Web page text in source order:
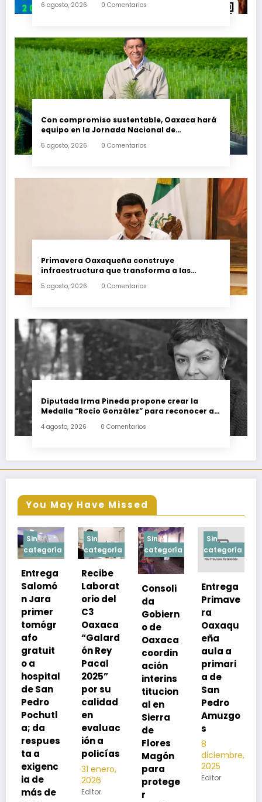
nivel medio superior
6 agosto, 2026 0 Comentarios
Con compromiso sustentable, Oaxaca hará
equipo en la Jornada Nacional de
5 agosto, 2026 0 Comentarios
Primavera Oaxaqueña construye
infraestructura que transforma a las
5 agosto, 2026 0 Comentarios
Diputada Irma Pineda propone crear la
Medalla “Rocío González” para reconocer a
4 agosto, 2026 0 Comentarios
You May Have Missed
Sin
categoría
Recibe
Laborat
orio del
C3
Oaxaca
“Galard
ón Rey
Pacal
2025”
por su
calidad
en
evaluac
ión a
policías
31 enero,
2026
Editor
Sin
categoría
Consoli
da
Gobiern
o de
Oaxaca
coordin
ación
interins
titucion
al en
Sierra
de
Flores
Magón
para
protege
r
Sin
categoría
Entrega
Primave
ra
Oaxaqu
eña
aula a
primari
a de
San
Pedro
Amuzgo
s
8
diciembre,
2025
Editor
Sin
categoría
Exhorta
SSO a
vacuna
rse de
neumoc
oco
para
preveni
r la
neumon
ía
13
noviembre,
2025
Editor